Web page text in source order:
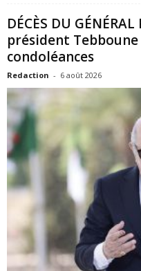
DÉCÈS DU
président
condoléances
Redaction - 6 août 2026